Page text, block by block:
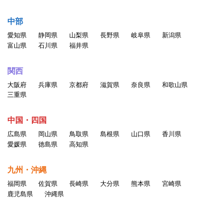
中部
愛知県 静岡県 山梨県 長野県 岐阜県
新潟県
富山県
石川県 福井県
関西
大阪府 兵庫県 京都府 滋賀県 奈良県
和歌山県
三重県
中国・四国
広島県 岡山県 鳥取県 島根県 山口県
香川県
愛媛県
徳島県 高知県
九州・沖縄
福岡県 佐賀県 長崎県 大分県 熊本県
宮崎県
鹿児島県
沖縄県